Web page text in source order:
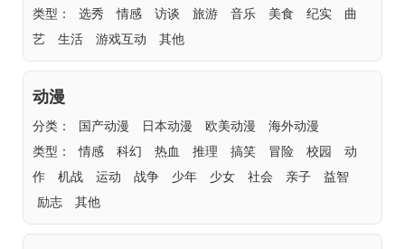
类型：
选秀 情感 访谈 旅游 音乐 美食 纪实
曲
艺
生活 游戏互动 其他
动漫
分类： 国产动漫 日本动漫 欧美动漫
海外动漫
类型：
情感 科幻 热血 推理 搞笑 冒险 校园
动
作
机战 运动 战争 少年 少女 社会 亲子
益智
励志
其他